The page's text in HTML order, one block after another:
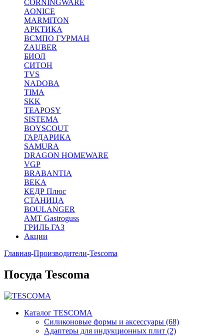
CORNINGWARE
AONICE
MARMITON
АРКТИКА
ВСМПО ГУРМАН
ZAUBER
БИОЛ
СИТОН
TVS
NADOBA
TIMA
SKK
TEAPOSY
SISTEMA
BOYSCOUT
ГАРДАРИКА
SAMURA
DRAGON HOMEWARE
VGP
BRABANTIA
BEKA
КЕДР Плюс
СТАНИЦА
BOULANGER
AMT Gastroguss
ГРИЛЬ ГАЗ
Акции
Главная-Производители-Tescoma
Посуда Tescoma
Каталог TESCOMA
Cиликоновые формы и аксессуары (68)
Адаптеры для индукционных плит (2)